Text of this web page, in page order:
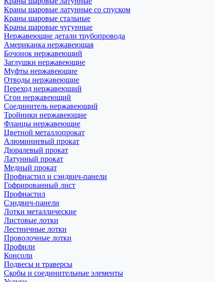
Краны шаровые латунные со спуском
Краны шаровые стальные
Краны шаровые чугунные
Нержавеющие детали трубопровода
Американка нержавеющая
Бочонок нержавеющий
Заглушки нержавеющие
Муфты нержавеющие
Отводы нержавеющие
Переход нержавеющий
Сгон нержавеющий
Соединитель нержавеющий
Тройники нержавеющие
Фланцы нержавеющие
Цветной металлопрокат
Алюминиевый прокат
Дюралевый прокат
Латунный прокат
Медный прокат
Профнастил и сэндвич-панели
Гофрированный лист
Профнастил
Сэндвич-панели
Лотки металлические
Листовые лотки
Лестничные лотки
Проволочные лотки
Профили
Консоли
Подвесы и траверсы
Скобы и соединительные элементы